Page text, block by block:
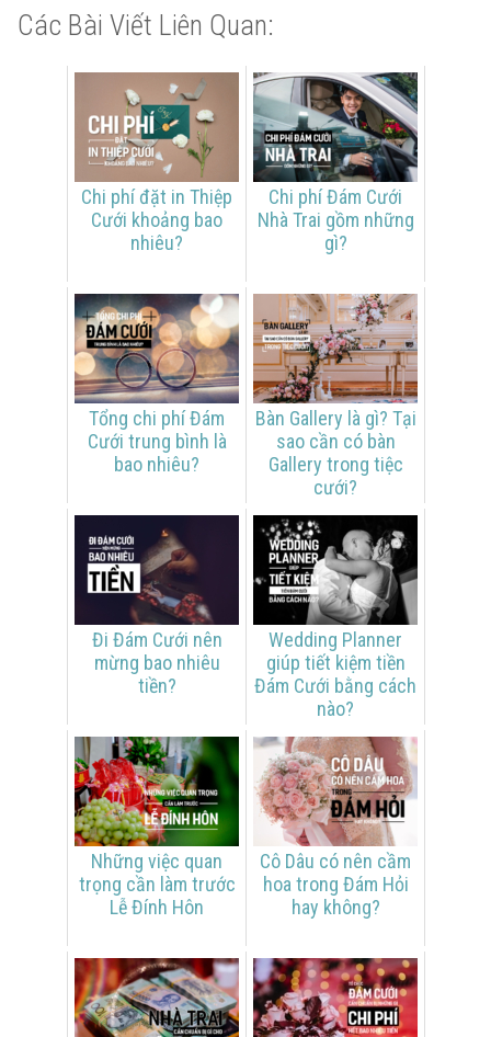
Các Bài Viết Liên Quan:
Chi phí đặt in Thiệp
Cưới khoảng bao
nhiêu?
Chi phí Đám Cưới
Nhà Trai gồm những
gì?
Tổng chi phí Đám
Cưới trung bình là
bao nhiêu?
Bàn Gallery là gì? Tại
sao cần có bàn
Gallery trong tiệc
cưới?
Đi Đám Cưới nên
mừng bao nhiêu
tiền?
Wedding Planner
giúp tiết kiệm tiền
Đám Cưới bằng cách
nào?
Những việc quan
trọng cần làm trước
Lễ Đính Hôn
Cô Dâu có nên cầm
hoa trong Đám Hỏi
hay không?